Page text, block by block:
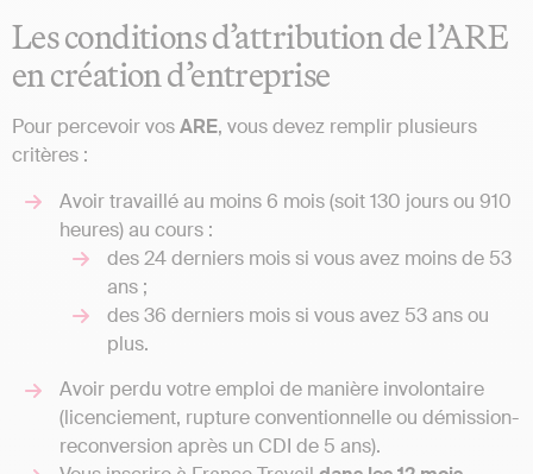
Les conditions d’attribution de l’ARE
en création d’entreprise
Pour percevoir vosARE, vous devez remplir plusieurs
critères :
Avoir travaillé au moins 6 mois (soit 130 jours ou 910
heures) au cours :
des 24 derniers mois si vous avez moins de 53
ans ;
des 36 derniers mois si vous avez 53 ans ou
plus.
Avoir perdu votre emploi de manière involontaire
(licenciement, rupture conventionnelle ou démission-
reconversion après un CDI de 5 ans).